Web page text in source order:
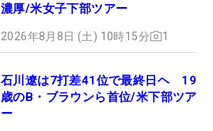
濃厚/米女子下部ツアー
2026年8月8日 (土) 10時15分 1
石川遼は7打差41位で最終日ヘ 19
歳のB・ブラウンら首位/米下部ツア
ー